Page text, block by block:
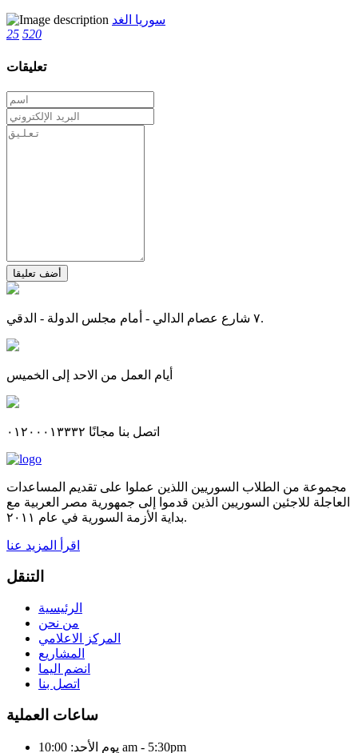
سوريا الغد
25 520
تعليقات
أضف تعليقا
٧ شارع عصام الدالي - أمام مجلس الدولة - الدقي.
أيام العمل من الاحد إلى الخميس
اتصل بنا مجانًا ٠١٢٠٠٠١٣٣٣٢
مجموعة من الطلاب السوريين اللذين عملوا على تقديم المساعدات
العاجلة للاجئين السوريين الذين قدموا إلى جمهورية مصر العربية مع
بداية الأزمة السورية في عام ٢٠١١.
اقرأ المزيد عنا
التنقل
الرئيسية
من نحن
المركز الاعلامي
المشاريع
انضم اليما
اتصل بنا
ساعات العملية
يوم الأحد: 10:00 am - 5:30pm